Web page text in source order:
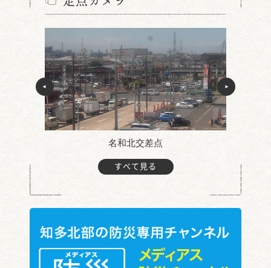
名和北交差点
すべて見る